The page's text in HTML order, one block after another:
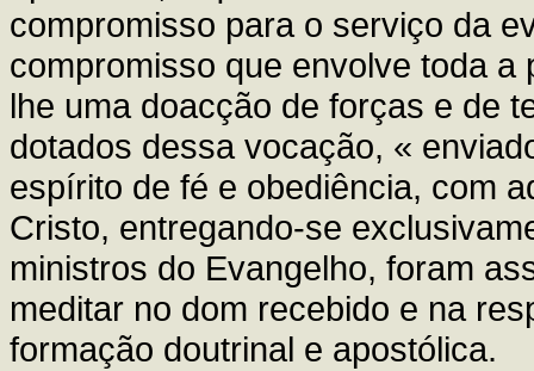
compromisso para o serviço da
compromisso que envolve toda
lhe uma doacção de forças e de
dotados dessa vocação, «
espírito de fé e obediência, com
Cristo, entregando-se
ministros do Evangelho, foram
meditar no dom recebido e na
formação doutrinal e apostólica.